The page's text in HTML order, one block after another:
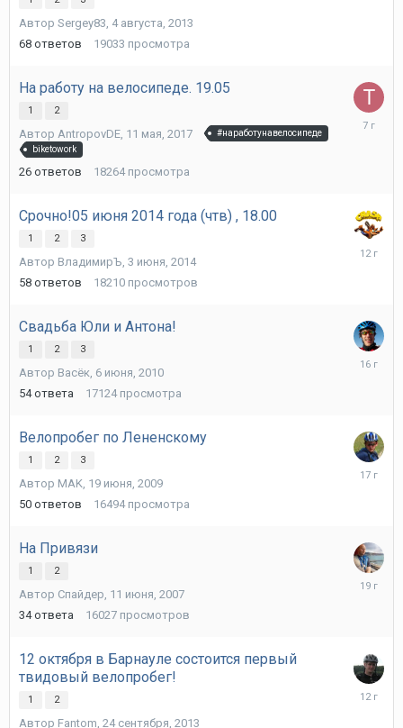
Автор Sergey83, 4 августа, 2013
68 ответов 19033 просмотра
На работу на велосипеде. 19.05
1 2
Автор AntropovDE, 11 мая, 2017
#наработунавелосипеде
biketowork
26 ответов 18264 просмотра
26
Срочно!05 июня 2014 года (чтв) , 18.00
1 2 3
Автор ВладимирЪ, 3 июня, 2014
58 ответов 18210 просмотров
Свадьба Юли и Антона!
1 2 3
Автор Васёк, 6 июня, 2010
54 ответа 17124 просмотра
16
Велопробег по Лененскому
1 2 3
Автор MAK, 19 июня, 2009
50 ответов 16494 просмотра
29
На Привязи
1 2
Автор Спайдер, 11 июня, 2007
34 ответа 16027 просмотров
10
12 октября в Барнауле состоится первый
твидовый велопробег!
1 2
Автор Fantom, 24 сентября, 2013
19